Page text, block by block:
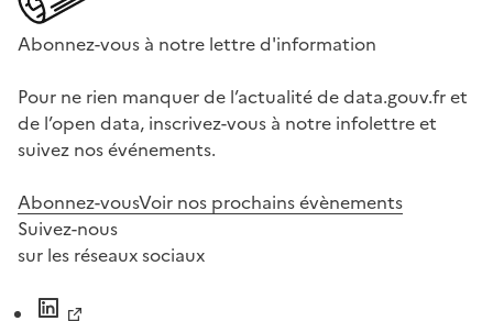
Abonnez-vous à notre lettre d'information
Pour ne rien manquer de l’actualité de data.gouv.fr et
de l’open data, inscrivez-vous à notre infolettre et
suivez nos événements.
Abonnez-vousVoir nos prochains évènements
Suivez-nous
sur les réseaux sociaux